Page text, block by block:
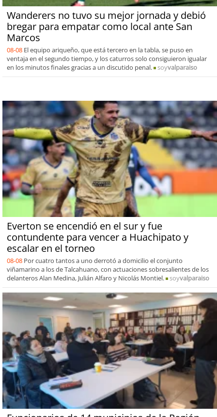
Wanderers no tuvo su mejor jornada y debió
bregar para empatar como local ante San
Marcos
08-08 El equipo ariqueño, que está tercero en la tabla, se puso en
ventaja en el segundo tiempo, y los caturros solo consiguieron igualar
en los minutos finales gracias a un discutido penal.
soyvalparaiso
Everton se encendió en el sur y fue
contundente para vencer a Huachipato y
escalar en el torneo
08-08 Por cuatro tantos a uno derrotó a domicilio el conjunto
viñamarino a los de Talcahuano, con actuaciones sobresalientes de los
delanteros Alan Medina, Julián Alfaro y Nicolás Montiel.
soyvalparaiso